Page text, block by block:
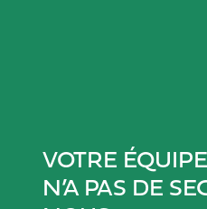
VOTRE
N’A PAS DE